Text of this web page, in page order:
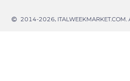
2014-2026, ITALWEEKMARKET.COM.